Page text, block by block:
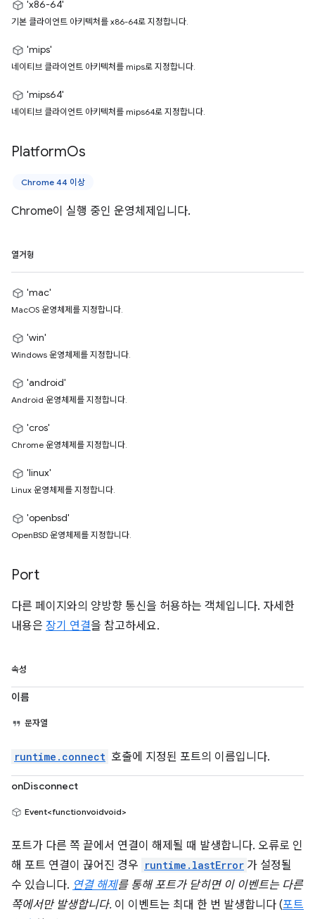
'x86-64'
기본 클라이언트 아키텍처를 x86-64로 지정합니다.
'mips'
네이티브 클라이언트 아키텍처를 mips로 지정합니다.
'mips64'
네이티브 클라이언트 아키텍처를 mips64로 지정합니다.
PlatformOs
Chrome 44 이상
Chrome이 실행 중인 운영체제입니다.
열거형
'mac'
MacOS 운영체제를 지정합니다.
'win'
Windows 운영체제를 지정합니다.
'android'
Android 운영체제를 지정합니다.
'cros'
Chrome 운영체제를 지정합니다.
'linux'
Linux 운영체제를 지정합니다.
'openbsd'
OpenBSD 운영체제를 지정합니다.
Port
다른 페이지와의 양방향 통신을 허용하는 객체입니다. 자세한
내용은 장기 연결을 참고하세요.
속성
이름
문자열
runtime.connect 호출에 지정된 포트의 이름입니다.
onDisconnect
Event<functionvoidvoid>
포트가 다른 쪽 끝에서 연결이 해제될 때 발생합니다. 오류로 인
해 포트 연결이 끊어진 경우 runtime.lastError 가 설정될
수 있습니다. 연결 해제를 통해 포트가 닫히면 이 이벤트는 다른
쪽에서만 발생합니다. 이 이벤트는 최대 한 번 발생합니다 (포트